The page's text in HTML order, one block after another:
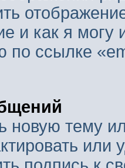
и как я могу
по ссылке
новую тему
или